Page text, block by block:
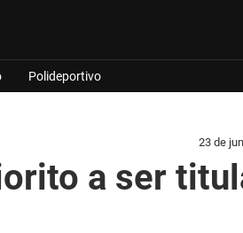
Polideportivo
23 de
a ser